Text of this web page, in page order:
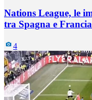
Nations League, le
tra Spagna e Francia
4